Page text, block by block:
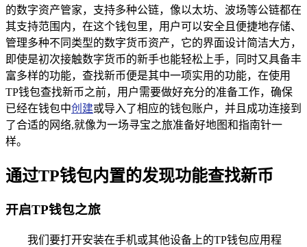
的数字资产管家，支持多种公链，像以太坊、波场等公链都在
其支持范围内，在这个钱包里，用户可以安全且便捷地存储、
管理多种不同类型的数字货币资产，它的界面设计简洁大方，
即使是初次接触数字货币的新手也能轻松上手，同时又具备丰
富多样的功能，查找新币便是其中一项实用的功能，在使用
TP钱包查找新币之前，用户需要做好充分的准备工作，确保
已经在钱包中创建或导入了相应的钱包账户，并且成功连接到
了合适的网络,就像为一场寻宝之旅准备好地图和指南针一
样。
通过TP钱包内置的发现功能查找新币
开启TP钱包之旅
我们要打开安装在手机或其他设备上的TP钱包应用程